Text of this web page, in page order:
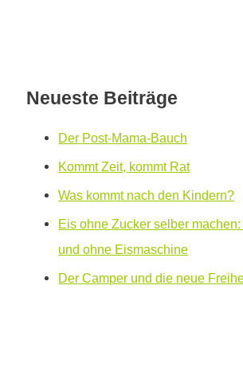
Neueste Beiträge
Der Post-Mama-Bauch
Kommt Zeit, kommt Rat
Was kommt nach den Kindern?
Eis ohne Zucker selber
und ohne Eismaschine
Der Camper und die neue